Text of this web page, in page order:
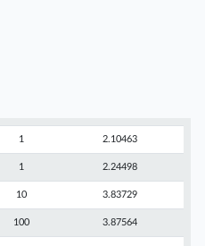
1 2.10463
1 2.24498
10 3.83729
100 3.87564